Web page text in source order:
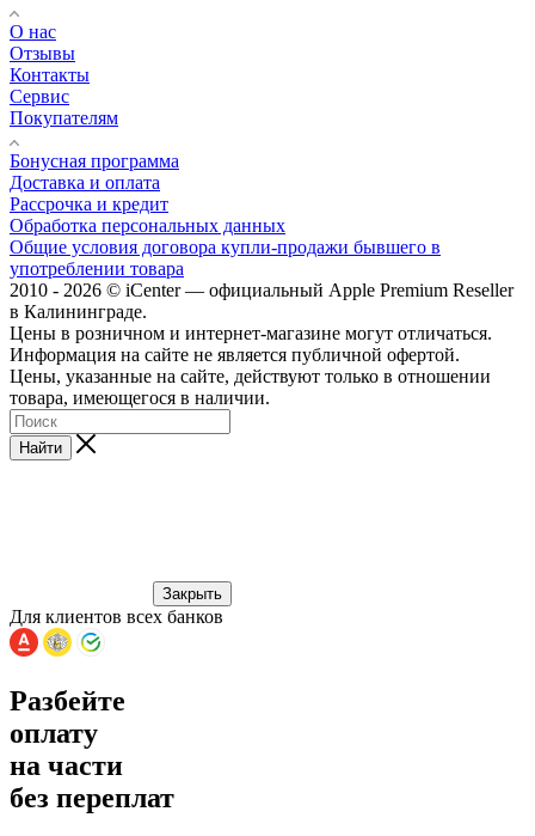
О нас
Отзывы
Контакты
Сервис
Покупателям
Бонусная программа
Доставка и оплата
Рассрочка и кредит
Обработка персональных данных
Общие условия договора купли-продажи бывшего в
употреблении товара
2010 - 2026 © iCenter — официальный Apple Premium Reseller
в Калининграде.
Цены в розничном и интернет-магазине могут отличаться.
Информация на сайте не является публичной офертой.
Цены, указанные на сайте, действуют только в отношении
товара, имеющегося в наличии.
Найти
Закрыть
Для клиентов всех банков
Разбейте
оплату
на части
без переплат